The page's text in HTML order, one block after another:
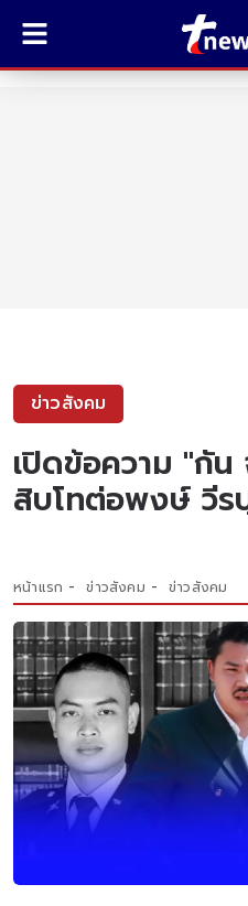
ข่าวสังคม
เปิดข้อความ "กั
สิบโทต่อพงษ์ วี
หน้าแรก ข่าวสังคม ข่าวสังคม